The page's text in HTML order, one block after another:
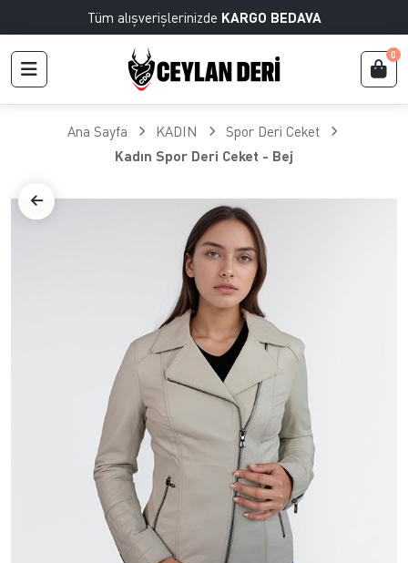
Tüm alışverişlerinizde KARGO BEDAVA
0
Ana Sayfa KADIN
Spor Deri Ceket
Kadın Spor Deri Ceket - Bej